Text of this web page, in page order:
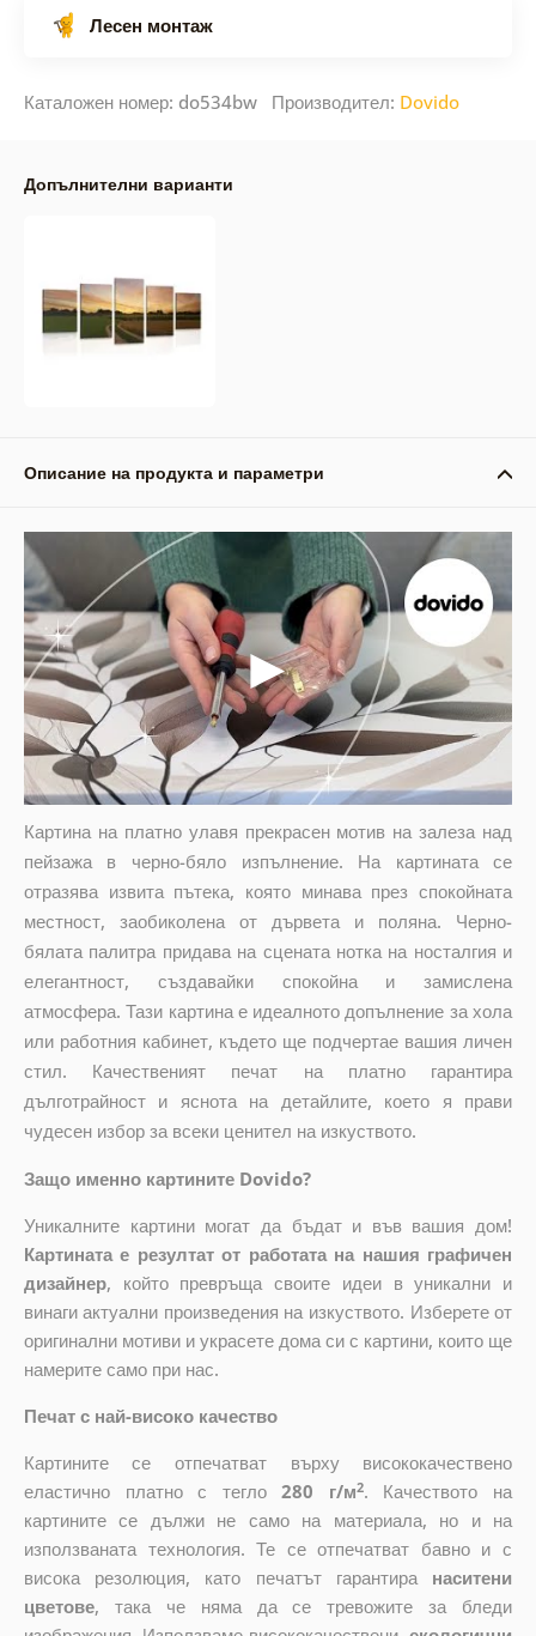
Лесен монтаж
Каталожен номер: do534bw Производител: Dovido
Допълнителни варианти
Описание на продукта и параметри
Картина на платно улавя прекрасен мотив на залеза над
пейзажа в черно-бяло изпълнение. На картината се
отразява извита пътека, която минава през спокойната
местност, заобиколена от дървета и поляна. Черно-
бялата палитра придава на сцената нотка на носталгия и
елегантност, създавайки спокойна и замислена
атмосфера. Тази картина е идеалното допълнение за хола
или работния кабинет, където ще подчертае вашия личен
стил. Качественият печат на платно гарантира
дълготрайност и яснота на детайлите, което я прави
чудесен избор за всеки ценител на изкуството.
Защо именно картините Dovido?
Уникалните картини могат да бъдат и във вашия дом!
Картината е резултат от работата на нашия графичен
дизайнер, койтопревръща своите идеи в уникални и
винаги актуални произведения на изкуството. Изберете от
оригинални мотиви и украсете дома си с картини, които ще
намерите само при нас.
Печат с най-високо качество
Картините се отпечатват върху висококачествено
еластично платно с тегло280 г/м2. Качеството на
картините се дължи не само на материала, но и на
използваната технология. Те се отпечатват бавно и с
висока резолюция, като печатът гарантира наситени
цветове, така че няма да се тревожите за бледи